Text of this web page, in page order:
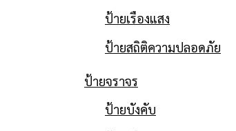
ป้ายเรืองแสง
ป้ายสถิติความปลอดภัย
ป้ายจราจร
ป้ายบังคับ